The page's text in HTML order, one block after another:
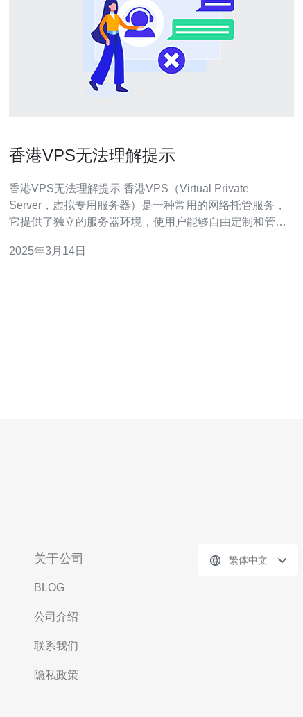
香港VPS无法理解提示
香港VPS无法理解提示 香港VPS（Virtual Private
Server，虚拟专用服务器）是一种常用的网络托管服务，
它提供了独立的服务器环境，使用户能够自由定制和管理
我们可能会遇到一些无法理解的提示。 连接超时是指当我
2025年3月14日
关于公司
BLOG
公司介绍
联系我们
隐私政策
繁体中文